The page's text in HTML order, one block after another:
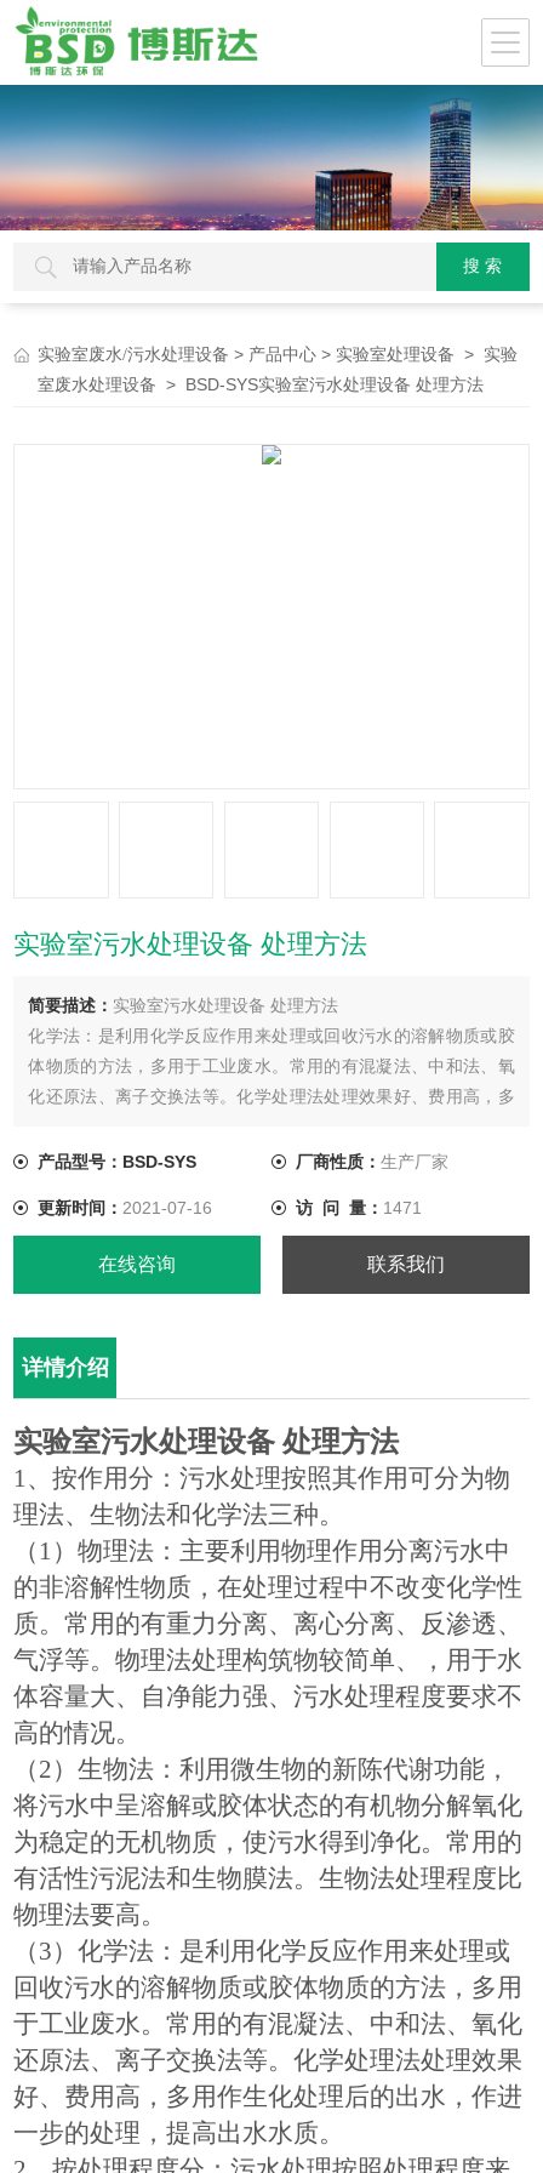
实验室废水/污水处理设备 > 产品中心 > 实验室处理设备 > 实验
室废水处理设备 > BSD-SYS实验室污水处理设备 处理方法
实验室污水处理设备 处理方法
简要描述： 实验室污水处理设备 处理方法
化学法：是利用化学反应作用来处理或回收污水的溶解物质或胶
体物质的方法，多用于工业废水。常用的有混凝法、中和法、氧
化还原法、离子交换法等。化学处理法处理效果好、费用高，多
产品型号：BSD-SYS
厂商性质： 生产厂家
更新时间： 2021-07-16 访 问 量： 1471
在线咨询 联系我们
详情介绍
实验室污水处理设备 处理方法
1、按作用分：污水处理按照其作用可分为物
理法、生物法和化学法三种。
（ 1 ）物理法：主要利用物理作用分离污水中
的非溶解性物质，在处理过程中不改变化学性
质。常用的有重力分离、离心分离、反渗透、
气浮等。物理法处理构筑物较简单、，用于水
体容量大、自净能力强、污水处理程度要求不
高的情况。
（2）生物法：利用微生物的新陈代谢功能，
将污水中呈溶解或胶体状态的有机物分解氧化
为稳定的无机物质，使污水得到净化。常用的
有活性污泥法和生物膜法。生物法处理程度比
物理法要高。
（3）化学法：是利用化学反应作用来处理或
回收污水的溶解物质或胶体物质的方法，多用
于工业废水。常用的有混凝法、中和法、氧化
还原法、离子交换法等。化学处理法处理效果
好、费用高，多用作生化处理后的出水，作进
一步的处理，提高出水水质。